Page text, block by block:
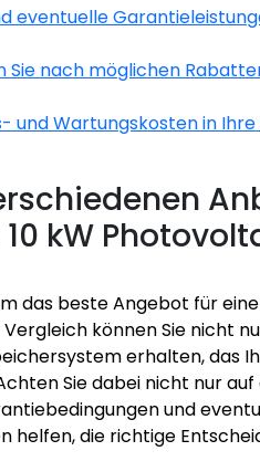
eventuelle
Sie nach möglichen
und Wartungskosten in
kW
das beste Angebot für
können Sie nicht
erhalten, das
Sie dabei nicht nur auf
und
helfen, die richtige